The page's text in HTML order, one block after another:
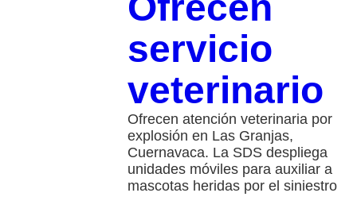
servicio
veterinario
Ofrecen atención veterinaria por
explosión en Las Granjas,
Cuernavaca. La SDS despliega
unidades móviles para auxiliar a
mascotas heridas por el siniestro